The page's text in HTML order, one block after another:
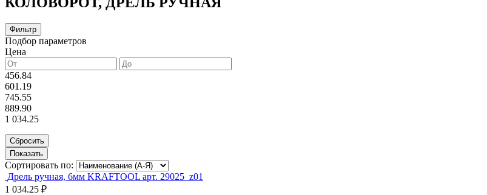
Фильтр
Подбор параметров
Цена
456.84
601.19
745.55
889.90
1 034.25
Сортировать по:
Дрель ручная, 6мм KRAFTOOL арт. 29025_z01
1 034.25 ₽